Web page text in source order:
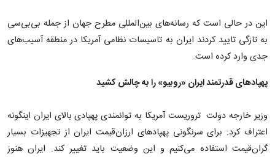
این در حالی است که رسانه‌های بین‌المللی مطرح جهان از جمله بی‌بی‌سی
به تازگی تایید کردند ایران به تاسیسات نظامی آمریکا در منطقه آسیب‌های
جدی وارد کرده است.
پهپادهای قدرتمند ایران «روبیو» را به چالش کشید
وزیر خارجه دولت تروریست آمریکا به توانمندی پهپادی بالای ایران اینگونه
اعتراف کرد: برای سرنگونی پهپادهای ارزان‌قیمت ایران از تجهیزات بسیار
گران‌قیمت استفاده می‌کنیم و این وضعیت باید تغییر کند. ایران هنوز